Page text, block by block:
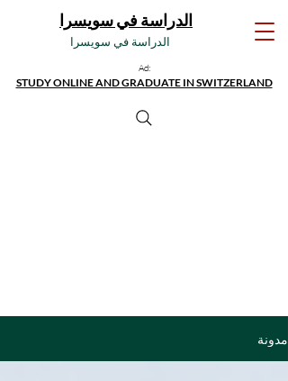
الدراسة في سويسرا
الدراسة في سويسرا
Ad:
STUDY ONLINE AND GRADUATE IN SWITZERLAND
مدونة